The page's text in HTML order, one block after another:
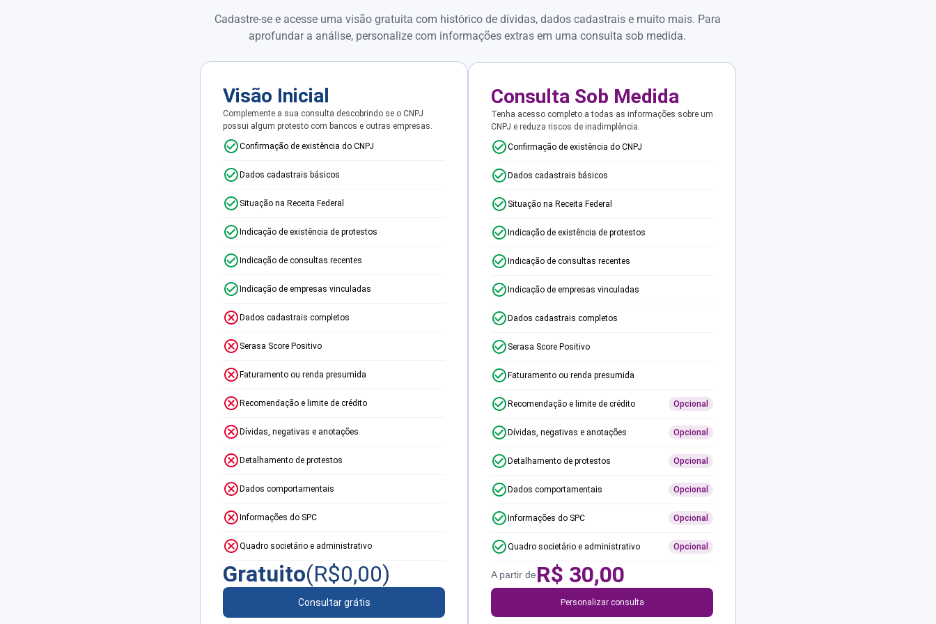
Cadastre-se e acesse uma visão gratuita com histórico de dívidas, dados cadastrais e muito mais. Para
aprofundar a análise, personalize com informações extras em uma consulta sob medida.
Visão Inicial
Complemente a sua consulta descobrindo se o CNPJ
possui algum protesto com bancos e outras empresas.
Confirmação de existência do CNPJ
Dados cadastrais básicos
Situação na Receita Federal
Indicação de existência de protestos
Indicação de consultas recentes
Indicação de empresas vinculadas
Dados cadastrais completos
Serasa Score Positivo
Faturamento ou renda presumida
Recomendação e limite de crédito
Dívidas, negativas e anotações
Detalhamento de protestos
Dados comportamentais
Informações do SPC
Quadro societário e administrativo
Gratuito(R$0,00)
Consultar grátis
Consulta Sob Medida
Tenha acesso completo a todas as informações sobre um
CNPJ e reduza riscos de inadimplência.
Confirmação de existência do CNPJ
Dados cadastrais básicos
Situação na Receita Federal
Indicação de existência de protestos
Indicação de consultas recentes
Indicação de empresas vinculadas
Dados cadastrais completos
Serasa Score Positivo
Faturamento ou renda presumida
Recomendação e limite de crédito Opcional
Dívidas, negativas e anotações Opcional
Detalhamento de protestos Opcional
Dados comportamentais Opcional
Informações do SPC Opcional
Quadro societário e administrativo Opcional
A partir deR$ 30,00
Personalizar consulta